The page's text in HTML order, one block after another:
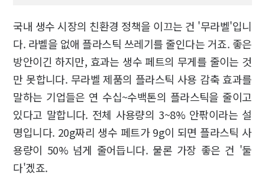
국내 생수 시장의 친환경 정책을 이끄는 건 '무라벨'입니
다. 라벨을 없애 플라스틱 쓰레기를 줄인다는 거죠. 좋은
방안이긴 하지만, 효과는 생수 페트의 무게를 줄이는 것
만 못합니다. 무라벨 제품의 플라스틱 사용 감축 효과를
말하는 기업들은 연 수십~수백톤의 플라스틱을 줄이고
있다고 말합니다. 전체 사용량의 3~8% 안팎이라는 설
명입니다. 20g짜리 생수 페트가 9g이 되면 플라스틱 사
용량이 50% 넘게 줄어듭니다. 물론 가장 좋은 건 '둘
다'겠죠.